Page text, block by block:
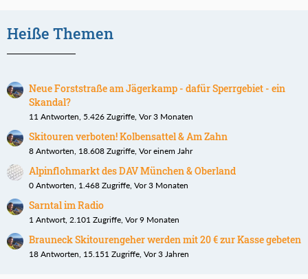
Heiße Themen
Neue Forststraße am Jägerkamp - dafür Sperrgebiet - ein
Skandal?
11 Antworten, 5.426 Zugriffe, Vor 3 Monaten
Skitouren verboten! Kolbensattel & Am Zahn
8 Antworten, 18.608 Zugriffe, Vor einem Jahr
Alpinflohmarkt des DAV München & Oberland
0 Antworten, 1.468 Zugriffe, Vor 3 Monaten
Sarntal im Radio
1 Antwort, 2.101 Zugriffe, Vor 9 Monaten
Brauneck Skitourengeher werden mit 20 € zur Kasse gebeten
18 Antworten, 15.151 Zugriffe, Vor 3 Jahren